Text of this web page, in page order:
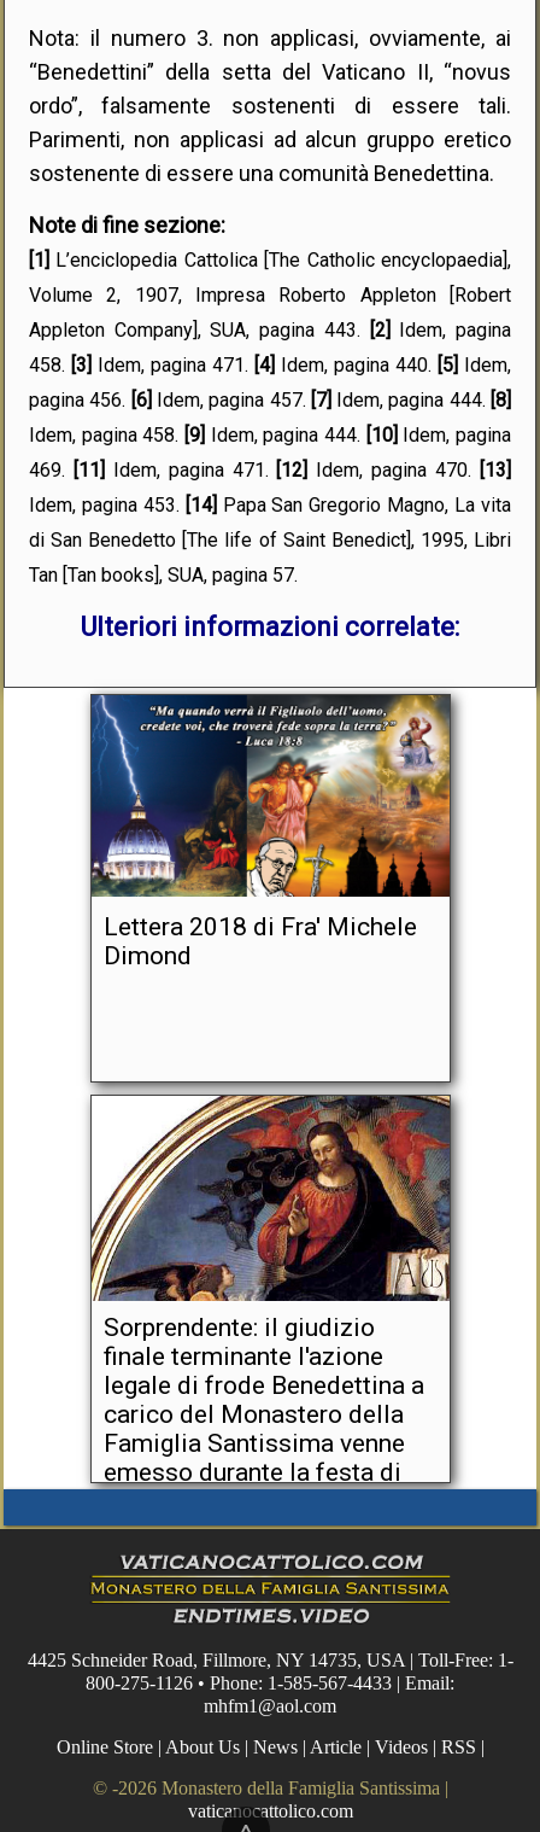
Nota: il numero 3. non applicasi, ovviamente, ai
“Benedettini” della setta del Vaticano II, “novus
ordo”, falsamente sostenenti di essere tali.
Parimenti, non applicasi ad alcun gruppo eretico
sostenente di essere una comunità Benedettina.
Note di fine sezione:
[1] L’enciclopedia Cattolica [The Catholic encyclopaedia],
Volume 2, 1907, Impresa Roberto Appleton [Robert
Appleton Company], SUA, pagina 443.
[2] Idem, pagina
458. [3] Idem, pagina 471. [4] Idem, pagina 440. [5] Idem,
pagina 456. [6] Idem, pagina 457. [7] Idem, pagina 444. [8]
Idem, pagina 458. [9] Idem, pagina 444. [10] Idem, pagina
469. [11] Idem, pagina 471. [12] Idem, pagina 470. [13]
Idem, pagina 453. [14] Papa San Gregorio Magno, La vita
di San Benedetto [The life of Saint Benedict], 1995, Libri
Tan [Tan books], SUA, pagina 57.
Ulteriori informazioni correlate:
Lettera 2018 di Fra' Michele
Dimond
Sorprendente: il giudizio
finale terminante l'azione
legale di frode Benedettina a
carico del Monastero della
Famiglia Santissima venne
emesso durante la festa di
4425 Schneider Road, Fillmore, NY 14735, USA | Toll-Free: 1-
800-275-1126 • Phone: 1-585-567-4433 | Email:
mhfm1@aol.com
Online Store| About Us| News| Article| Videos| RSS |
© -2026 Monastero della Famiglia Santissima |
vaticanocattolico.com